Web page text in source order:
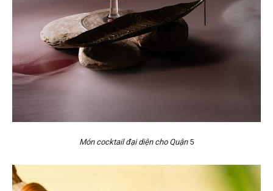
Món cocktail đại diện cho Quận 5